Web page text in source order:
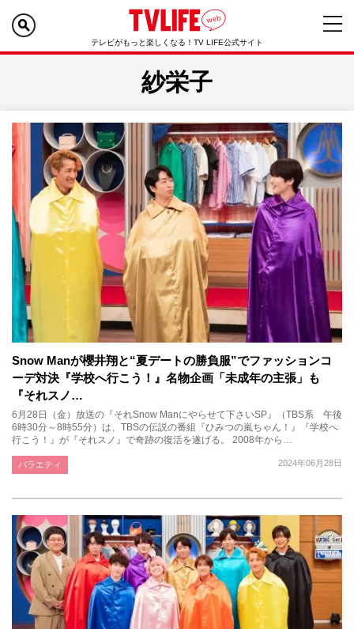
テレビがもっと楽しくなる！TV LIFE公式サイト
紗栄子
Snow Manが櫻井翔と“夏デートの勝負服”でファッションコ
ーデ対決『学校へ行こう！』名物企画「未成年の主張」も
『それスノ…
6月28日（金）放送の『それSnow Manにやらせて下さいSP』（TBS系 午後
6時30分～8時55分）は、TBSの伝説の番組『ひみつの嵐ちゃん！』『学校へ
行こう！』が『それスノ』で奇跡の復活を遂げる。 2008年から…
2024年06月28日
バラエティ